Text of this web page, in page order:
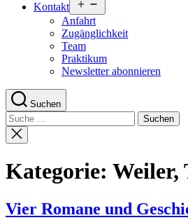
Kontakt
öffnen
Anfahrt
Zugänglichkeit
Team
Praktikum
Newsletter abonnieren
Suchen
Suche
nach:
Suche
schließen
Kategorie: Weiler,
Vier Romane und